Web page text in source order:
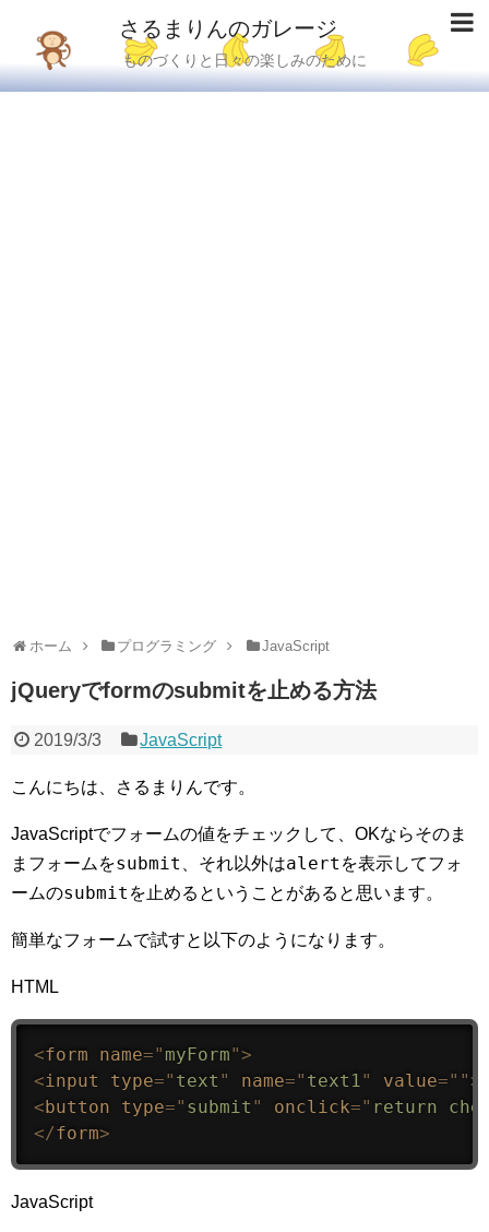
さるまりんのガレージ
ものづくりと日々の楽しみのために
ホーム プログラミング JavaScript
jQueryでformのsubmitを止める方法
2019/3/3 JavaScript
こんにちは、さるまりんです。
JavaScriptでフォームの値をチェックして、OKならそのま
まフォームをsubmit 、それ以外はalert を表示してフォ
ームのsubmit を止めるということがあると思います。
簡単なフォームで試すと以下のようになります。
HTML
<form name=" myForm">
<input type=" text " name=" text1 " value=" ">
<button type=" submit " onclick=" return
</form>
JavaScript